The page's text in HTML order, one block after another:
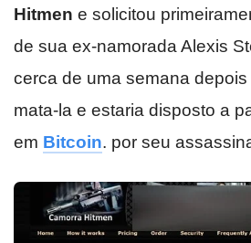
Hitmen e solicitou
de sua ex-namorada Alexis
cerca de uma semana
mata-la e estaria disposto a
em Bitcoin. por seu